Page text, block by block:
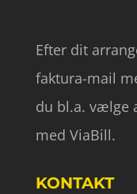
Efter dit
faktura-mail
du bl.a. vælge
med ViaBill.
KONTAKT